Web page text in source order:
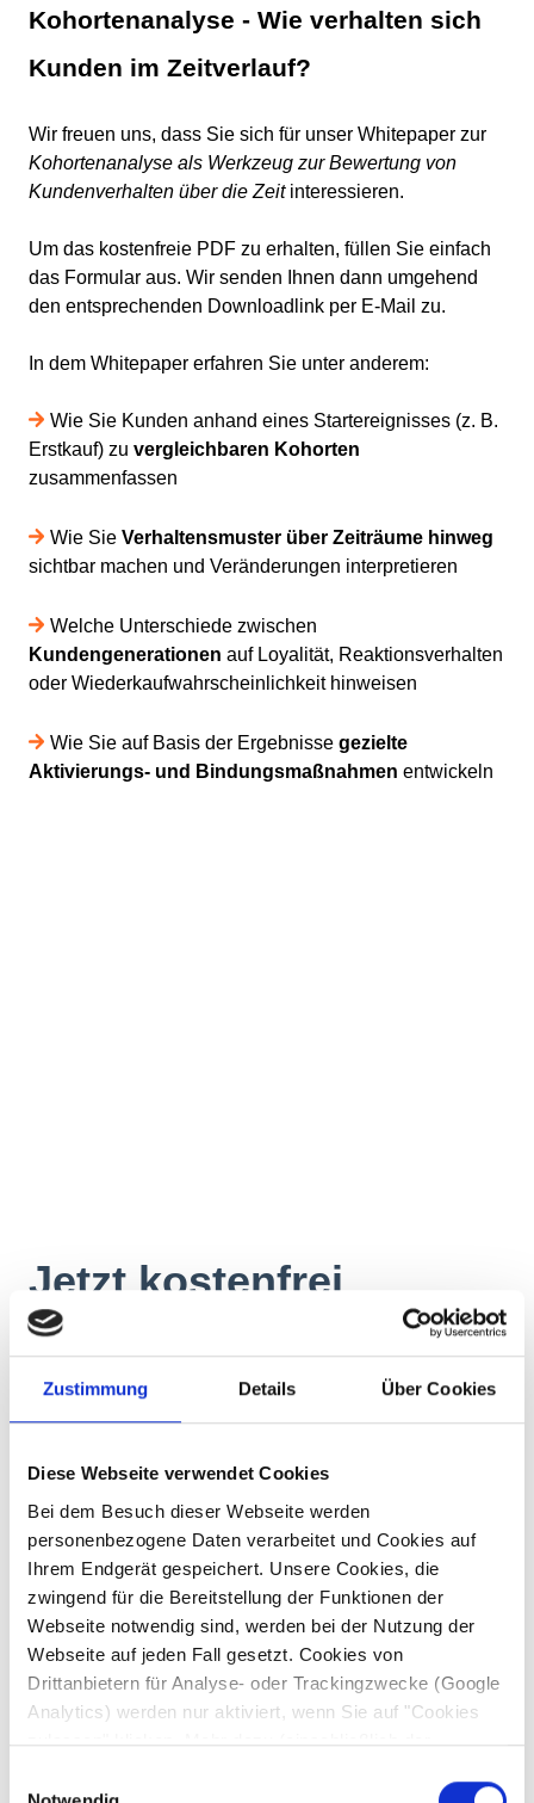
Zustimmung Details Über Cookies
Diese Webseite verwendet Cookies
Bei dem Besuch dieser Webseite werden
personenbezogene Daten verarbeitet und Cookies auf
Ihrem Endgerät gespeichert. Unsere Cookies, die
zwingend für die Bereitstellung der Funktionen der
Webseite notwendig sind, werden bei der Nutzung der
Webseite auf jeden Fall gesetzt. Cookies von
Drittanbietern für Analyse- oder Trackingzwecke (Google
Analytics) werden nur aktiviert, wenn Sie auf "Cookies
zulassen" klicken. Mehr dazu (einschließlich der
erfahren Sie in unserer
—
Kohortenanalyse - Wie verhalten sich
Kunden im Zeitverlauf?
Wir freuen uns, dass Sie sich für unser Whitepaper zur
Kohortenanalyse als Werkzeug zur Bewertung von
Kundenverhalten über die Zeitinteressieren.
Um das kostenfreie PDF zu erhalten, füllen Sie einfach
das Formular aus. Wir senden Ihnen dann umgehend
den entsprechenden Downloadlink per E-Mail zu.
In dem Whitepaper erfahren Sie unter anderem:
Wie Sie Kunden anhand eines Startereignisses (z. B.
Erstkauf) zu vergleichbaren Kohorten
zusammenfassen
Wie Sie Verhaltensmuster über Zeiträume hinweg
sichtbar machen und Veränderungen interpretieren
Welche Unterschiede zwischen
Kundengenerationen auf Loyalität, Reaktionsverhalten
oder Wiederkaufwahrscheinlichkeit hinweisen
Wie Sie auf Basis der Ergebnisse gezielte
Aktivierungs- und Bindungsmaßnahmen entwickeln